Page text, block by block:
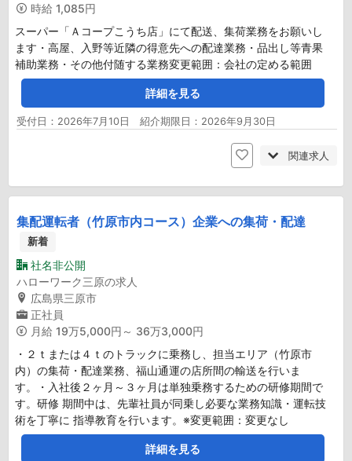
時給 1,085円
スーパー「Ａコープこうち店」にて配送、集荷業務をお願いし
ます・高屋、入野等近隣の得意先への配達業務・品出し等青果
補助業務・その他付随する業務変更範囲：会社の定める範囲
詳細を見る
受付日：2026年7月10日 紹介期限日：2026年9月30日
関連求人
集配運転者（竹原市内コース）企業への集荷・配達
新着
社名非公開
ハローワーク三原の求人
広島県三原市
正社員
月給 19万5,000円～ 36万3,000円
・２ｔまたは４ｔのトラックに乗務し、担当エリア（竹原市
内）の集荷・配達業務、福山通運の店所間の輸送を行いま
す。・入社後２ヶ月～３ヶ月は単独乗務するための研修期間で
す。研修 期間中は、先輩社員が同乗し必要な業務知識・運転技
術を丁寧に 指導教育を行います。※変更範囲：変更なし
詳細を見る